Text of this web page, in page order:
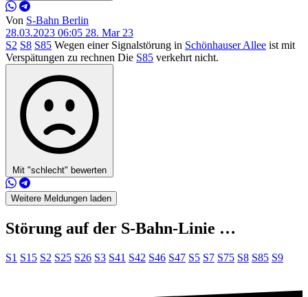
Von S-Bahn Berlin
28.03.2023 06:05 28. Mar 23
S2 S8 S85 Wegen einer Signalstörung in Schönhauser Allee ist mit
Verspätungen zu rechnen Die S85 verkehrt nicht.
Mit "schlecht" bewerten
Weitere Meldungen laden
Störung auf der S-Bahn-Linie …
S1 S15 S2 S25 S26 S3 S41 S42 S46 S47 S5 S7 S75 S8 S85 S9